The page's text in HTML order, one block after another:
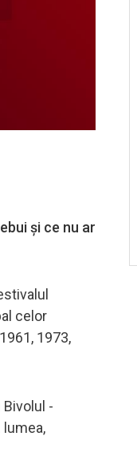
și ce nu ar
celor
1973,
-